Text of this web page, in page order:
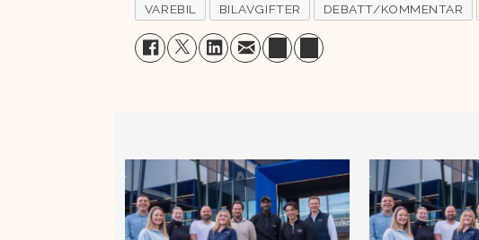
VAREBIL BILAVGIFTER DEBATT/KOMMENTAR